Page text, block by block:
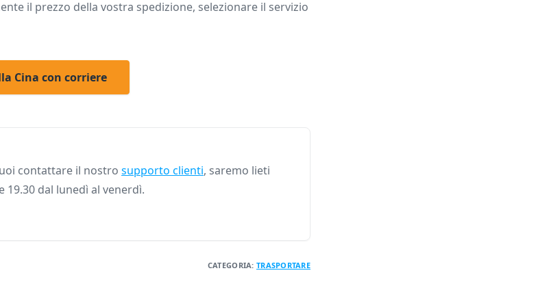
il prezzo della vostra spedizione, selezionare il servizio
Cina con corriere
contattare il nostro supporto clienti, saremo lieti
dal lunedì al venerdì.
CATEGORIA: TRASPORTARE